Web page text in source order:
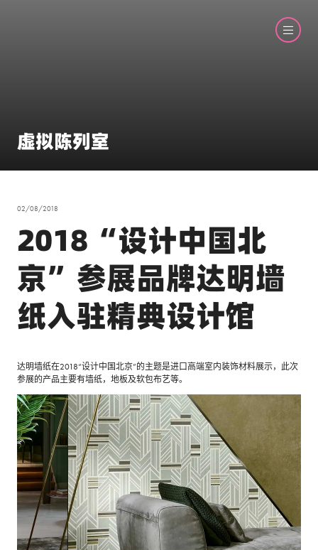
虚拟陈列室
02/08/2018
2018“设计中国北
京”参展品牌达明墙
纸入驻精典设计馆
达明墙纸在2018“设计中国北京”的主题是进口高端室内装饰材料展示，此次
参展的产品主要有墙纸，地板及软包布艺等。